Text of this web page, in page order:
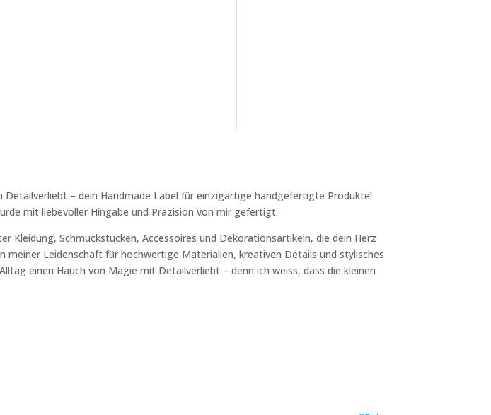
Detailverliebt – dein Handmade Label für einzigartige handgefertigte Produkte!
mit liebevoller Hingabe und Präzision von mir gefertigt.
Kleidung, Schmuckstücken, Accessoires und Dekorationsartikeln, die dein Herz
meiner Leidenschaft für hochwertige Materialien, kreativen Details und stylisches
einen Hauch von Magie mit Detailverliebt – denn ich weiss, dass die kleinen